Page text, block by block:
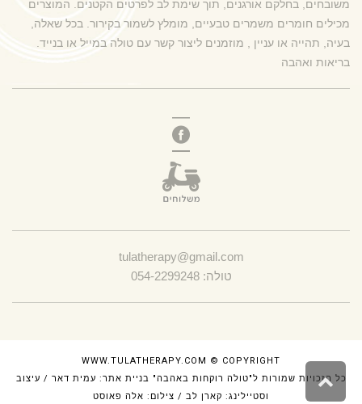
משובחים, בחלקם אורגנים, תוך שימת לב לפרטים הקטנים. המוצרים
מכילים חומרים משמרים טבעיים, מומלץ לשמור בקירור. בכל שאלה,
בעיה, תהייה או עניין , מוזמנים ליצור קשר עם טולה במייל או בנייד.
בריאות ואהבה
tulatherapy@gmail.com
טולה: 054-2299248
WWW.TULATHERAPY.COM
© COPYRIGHT
כל הזכויות שמורות ל"טולה רוקחות באהבה" בניית אתר: עמית דאר / עיצוב
וסטיילינג: קארן לב / צילום: אלה פאוסט
גלילה
לראש